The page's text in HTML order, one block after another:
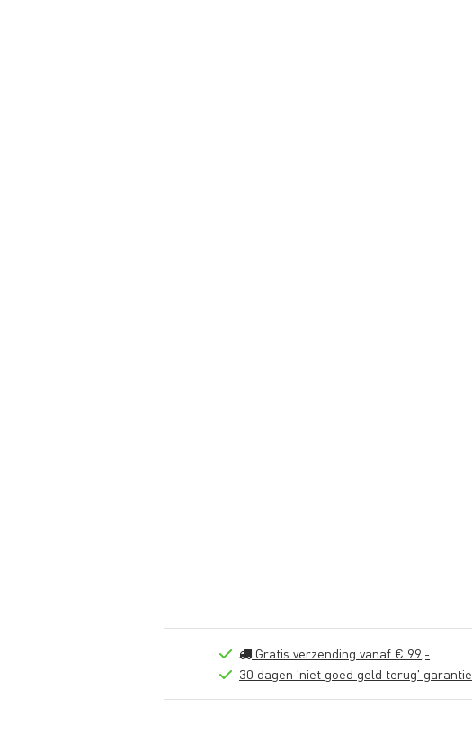
Gratis verzending vanaf € 99,-
30 dagen 'niet goed geld terug' garantie